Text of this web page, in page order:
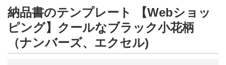
ト
(Mac
納品書のテンプレート 【Webショッ
ピング】クールなブラック小花柄
（ナンバーズ、エクセル)